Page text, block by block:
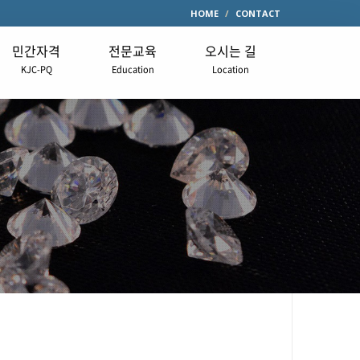
HOME CONTACT
민간자격
KJC-PQ
전문교육
Education
오시는 길
Location